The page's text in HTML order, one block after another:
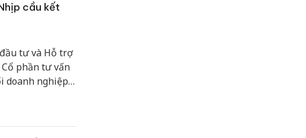
cầu kết
tư và Hỗ trợ
phần tư vấn
doanh nghiệp